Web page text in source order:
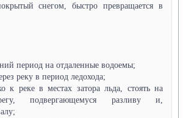
снегом, быстро превращается в
период на отдаленные водоемы;
реку в период ледохода;
к реке в местах затора льда, стоять на
подвергающемуся разливу и,